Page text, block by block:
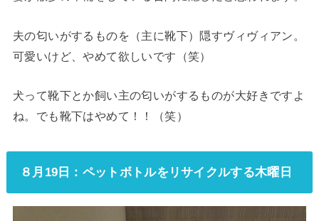
夫の匂いがするものを（主に靴下）隠すヴィヴィアン。
可愛いけど、やめて欲しいです（笑）
犬って靴下とか飼い主の匂いがするものが大好きですよ
ね。でも靴下はやめて！！（笑）
８月19日：ペットボトルをリサイクルする木曜日